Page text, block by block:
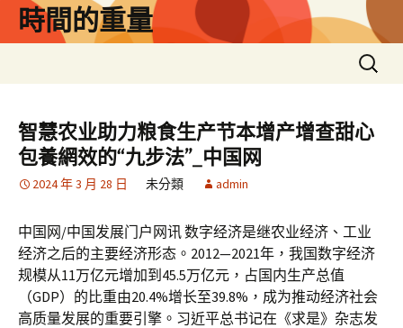
時間的重量
搜
尋
鍵
字:
智慧农业助力粮食生产节本增产增查甜心
包養網效的“九步法”_中国网
2024 年 3 月 28 日 未分類 admin
中国网/中国发展门户网讯 数字经济是继农业经济、工业
经济之后的主要经济形态。2012—2021年，我国数字经济
规模从11万亿元增加到45.5万亿元，占国内生产总值
（GDP）的比重由20.4%增长至39.8%，成为推动经济社会
高质量发展的重要引擎。习近平总书记在《求是》杂志发